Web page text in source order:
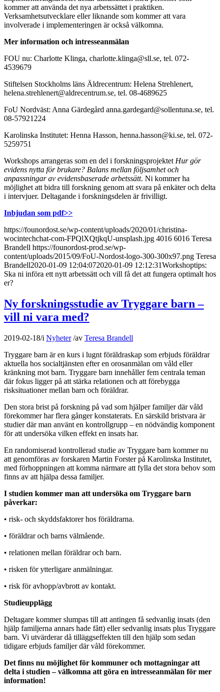
kommer att använda det nya arbetssättet i praktiken.
Verksamhetsutvecklare eller liknande som kommer att vara
involverade i implementeringen är också välkomna.
Mer information och intresseanmälan
FOU nu: Charlotte Klinga, charlotte.klinga@sll.se, tel. 072-
4539679
Stiftelsen Stockholms läns Äldrecentrum: Helena Strehlenert,
helena.strehlenert@aldrecentrum.se, tel. 08-4689625
FoU Nordväst: Anna Gärdegård anna.gardegard@sollentuna.se, tel.
08-57921224
Karolinska Institutet: Henna Hasson, henna.hasson@ki.se, tel. 072-
5259751
Workshops arrangeras som en del i forskningsprojektet Hur gör
evidens nytta för brukare? Balans mellan följsamhet och
anpassningar av evidensbaserade arbetssätt. Ni kommer ha
möjlighet att bidra till forskning genom att svara på enkäter och delta
i intervjuer. Deltagande i forskningsdelen är frivilligt.
Inbjudan som pdf>>
https://founordost.se/wp-content/uploads/2020/01/christina-
wocintechchat-com-FPQlXQtjkqU-unsplash.jpg 4016 6016 Teresa
Brandell https://founordost-prod.se/wp-
content/uploads/2015/09/FoU-Nordost-logo-300-300x97.png Teresa
Brandell2020-01-09 12:04:072020-01-09 12:12:31Workshoptips:
Ska ni införa ett nytt arbetssätt och vill få det att fungera optimalt hos
er?
Ny forskningsstudie av Tryggare barn –
vill ni vara med?
2019-02-18/i Nyheter /av Teresa Brandell
Tryggare barn är en kurs i lugnt föräldraskap som erbjuds föräldrar
aktuella hos socialtjänsten efter en orosanmälan om våld eller
kränkning mot barn. Tryggare barn innehåller fem centrala teman
där fokus ligger på att stärka relationen och att förebygga
risksituationer mellan barn och föräldrar.
Den stora brist på forskning på vad som hjälper familjer där våld
förekommer har flera gånger konstaterats. En särskild bristvara är
studier där man använt en kontrollgrupp – en nödvändig komponent
för att undersöka vilken effekt en insats har.
En randomiserad kontrollerad studie av Tryggare barn kommer nu
att genomföras av forskaren Martin Forster på Karolinska Institutet,
med förhoppningen att komma närmare att fylla det stora behov som
finns av att hjälpa dessa familjer.
I studien kommer man att undersöka om Tryggare barn
påverkar:
• risk- och skyddsfaktorer hos föräldrarna.
• föräldrar och barns välmående.
• relationen mellan föräldrar och barn.
• risken för ytterligare anmälningar.
• risk för avhopp/avbrott av kontakt.
Studieupplägg
Deltagare kommer slumpas till att antingen få sedvanlig insats (den
hjälp familjerna annars hade fått) eller sedvanlig insats plus Tryggare
barn. Vi utvärderar då tilläggseffekten till den hjälp som sedan
tidigare erbjuds familjer där våld förekommer.
Det finns nu möjlighet för kommuner och mottagningar att
delta i studien – välkomna att göra en intresseanmälan för mer
information!